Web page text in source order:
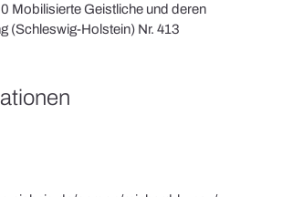
Mobilisierte Geistliche und deren
(Schleswig-Holstein) Nr. 413